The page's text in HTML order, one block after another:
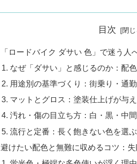
目次
「ロードバイク ダサい 色」で迷う
なぜ「ダサい」と感じるのか：配
用途別の基準づくり：街乗り・通
マットとグロス：塗装仕上げが与
汚れ・傷の目立ち方：白・黒・中
流行と定番：長く飽きない色を選
避けたい配色と無難に収めるコツ：